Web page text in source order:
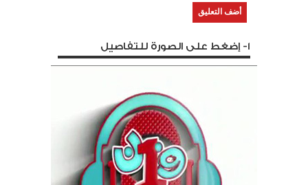
1- إضغط على الصورة للتفاصيل